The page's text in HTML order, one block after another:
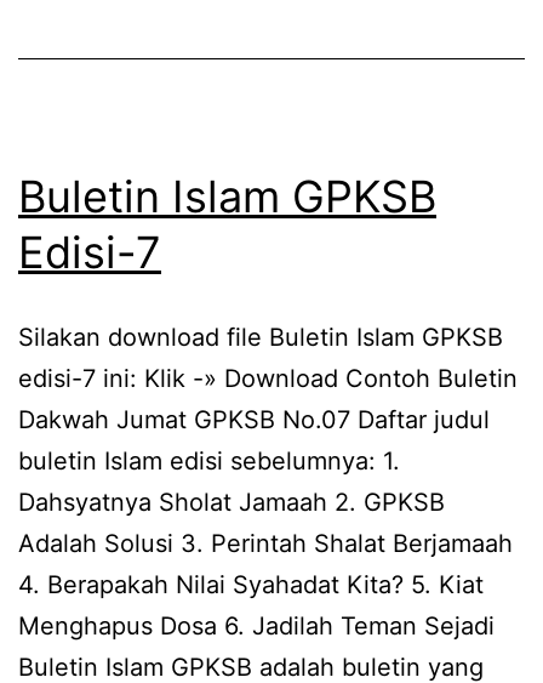
Buletin Islam GPKSB
Edisi-7
Silakan download file Buletin Islam GPKSB
edisi-7 ini: Klik -» Download Contoh Buletin
Dakwah Jumat GPKSB No.07 Daftar judul
buletin Islam edisi sebelumnya: 1.
Dahsyatnya Sholat Jamaah 2. GPKSB
Adalah Solusi 3. Perintah Shalat Berjamaah
4. Berapakah Nilai Syahadat Kita? 5. Kiat
Menghapus Dosa 6. Jadilah Teman Sejadi
Buletin Islam GPKSB adalah buletin yang